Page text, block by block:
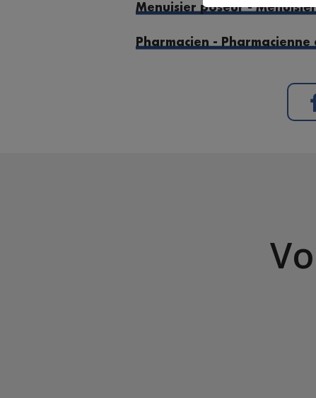
Menuisier poseur -
Pharmacien - Pharmacienne